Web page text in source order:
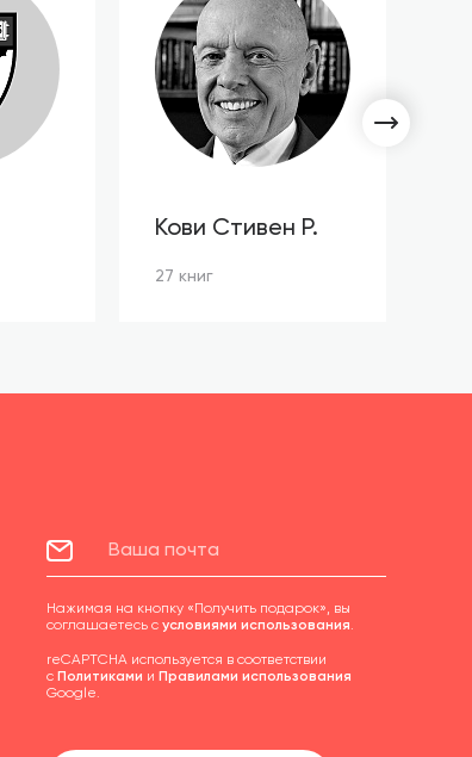
Кови Стивен Р.
27 книг
Нажимая на кнопку «Получить подарок», вы
соглашаетесь с условиями использования.
reCAPTCHA используется в соответствии
с Политиками и Правилами использования
Google.